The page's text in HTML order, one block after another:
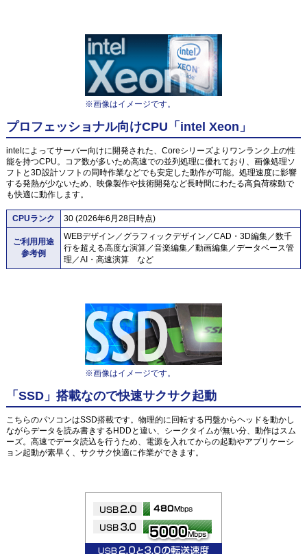
※画像はイメージです。
プロフェッショナル向けCPU「intel Xeon」
intelによってサーバー向けに開発された、Coreシリーズよりワンランク上の性
能を持つCPU。コア数が多いため高速での並列処理に優れており、画像処理ソ
フトと3D設計ソフトの同時作業などでも安定した動作が可能。処理速度に影響
する発熱が少ないため、映像製作や技術開発など長時間にわたる高負荷稼動で
も快適に動作します。
CPUランク 30 (2026年6月28日時点)
ご利用用途
参考例
WEBデザイン／グラフィックデザイン／CAD・3D編集／数千
行を超える高度な演算／音楽編集／動画編集／データベース管
理／AI・高速演算 など
※画像はイメージです。
「SSD」搭載なので快速サクサク起動
こちらのパソコンはSSD搭載です。物理的に回転する円盤からヘッドを動かし
ながらデータを読み書きするHDDと違い、シークタイムが無い分、動作はスム
ーズ。高速でデータ読込を行うため、電源を入れてからの起動やアプリケーシ
ョン起動が素早く、サクサク快適に作業ができます。